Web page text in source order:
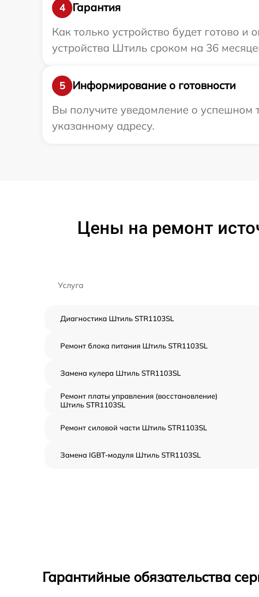
4
Гарантия
Как только устройство будет готово
устройства Штиль сроком на 36
5
Информирование о готовности
Вы получите уведомление о успешном
указанному адресу.
Цены на ремонт
Услуга
Диагностика Штиль STR1103SL
Ремонт блока питания Штиль STR1103SL
Замена кулера Штиль STR1103SL
Ремонт платы управления (восстановление)
Штиль STR1103SL
Ремонт силовой части Штиль STR1103SL
Замена IGBT-модуля Штиль STR1103SL
Гарантийные обязательства